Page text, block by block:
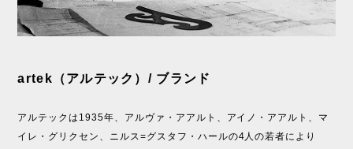
artek（アルテック）/ ブランド
アルテックは1935年、アルヴァ・アアルト、アイノ・アアルト、マ
イレ・グリクセン、ニルス=グスタフ・ハールの4人の若者により